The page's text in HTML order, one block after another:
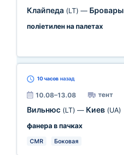
Клайпеда (LT) — Бровары
поліетилен на палетах
10 часов назад
10.08–13.08 тент
Вильнюс (LT) — Киев (UA)
фанера в пачках
CMR Боковая